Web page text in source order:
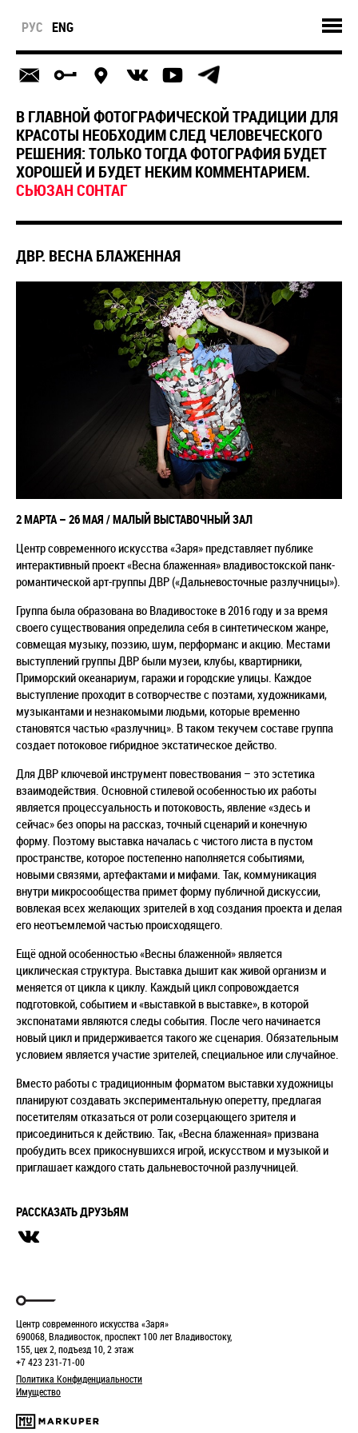
РУС ENG
В ГЛАВНОЙ ФОТОГРАФИЧЕСКОЙ ТРАДИЦИИ ДЛЯ
КРАСОТЫ НЕОБХОДИМ СЛЕД ЧЕЛОВЕЧЕСКОГО
РЕШЕНИЯ: ТОЛЬКО ТОГДА ФОТОГРАФИЯ БУДЕТ
ХОРОШЕЙ И БУДЕТ НЕКИМ КОММЕНТАРИЕМ.
СЬЮЗАН CОНТАГ
ДВР. ВЕСНА БЛАЖЕННАЯ
2 МАРТА – 26 МАЯ /МАЛЫЙ ВЫСТАВОЧНЫЙ ЗАЛ
Центр современного искусства «Заря» представляет публике
интерактивный проект «Весна блаженная» владивостокской панк-
романтической арт-группы ДВР («Дальневосточные разлучницы»).
Группа была образована во Владивостоке в 2016 году и за время
своего существования определила себя в синтетическом жанре,
совмещая музыку, поэзию, шум, перформанс и акцию. Местами
выступлений группы ДВР были музеи, клубы, квартирники,
Приморский океанариум, гаражи и городские улицы. Каждое
выступление проходит в сотворчестве с поэтами, художниками,
музыкантами и незнакомыми людьми, которые временно
становятся частью «разлучниц». В таком текучем составе группа
создает потоковое гибридное экстатическое действо.
Для ДВР ключевой инструмент повествования – это эстетика
взаимодействия. Основной стилевой особенностью их работы
является процессуальность и потоковость, явление «здесь и
сейчас» без опоры на рассказ, точный сценарий и конечную
форму. Поэтому выставка началась с чистого листа в пустом
пространстве, которое постепенно наполняется событиями,
новыми связями, артефактами и мифами. Так, коммуникация
внутри микросообщества примет форму публичной дискуссии,
вовлекая всех желающих зрителей в ход создания проекта и делая
его неотъемлемой частью происходящего.
Ещё одной особенностью «Весны блаженной» является
циклическая структура. Выставка дышит как живой организм и
меняется от цикла к циклу. Каждый цикл сопровождается
подготовкой, событием и «выставкой в выставке», в которой
экспонатами являются следы события. После чего начинается
новый цикл и придерживается такого же сценария. Обязательным
условием является участие зрителей, специальное или случайное.
Вместо работы с традиционным форматом выставки художницы
планируютсоздавать экспериментальную оперетту, предлагая
посетителям отказаться отроли созерцающего зрителя и
присоединиться к действию. Так, «Весна блаженная» призвана
пробудить всех прикоснувшихся игрой, искусством и музыкой и
приглашает каждого стать дальневосточной разлучницей.
РАССКАЗАТЬ ДРУЗЬЯМ
Центр современного искусства «Заря»
690068, Владивосток, проспект 100 лет Владивостоку,
155, цех 2, подъезд 10, 2 этаж
+7 423 231-71-00
Политика Конфиденциальности
Имущество